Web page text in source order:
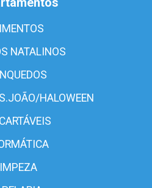
NATALINOS
HALOWEEN